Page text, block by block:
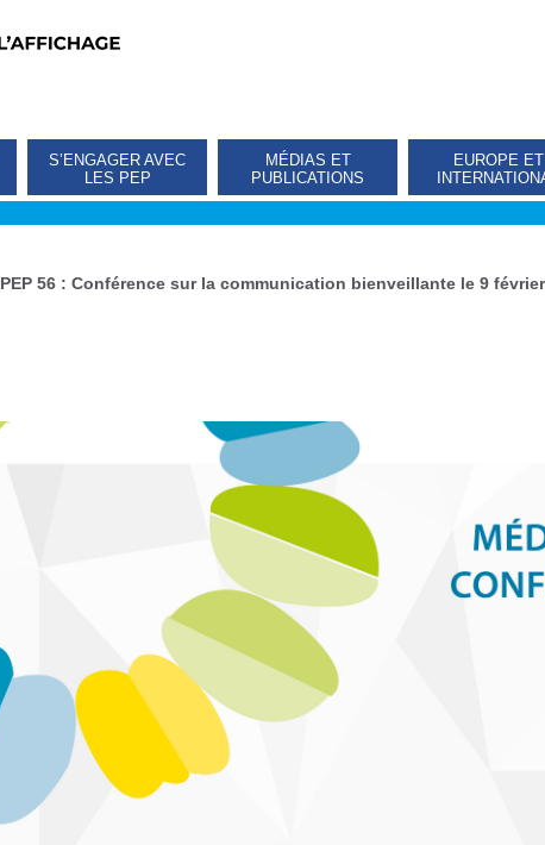
S’ENGAGER AVEC
LES PEP
MÉDIAS ET
PUBLICATIONS
EUROPE ET
PEP 56 : Conférence sur la communication bienveillante le 9